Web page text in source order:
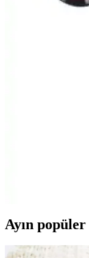
Farklı aromalarla
Ayın popüler